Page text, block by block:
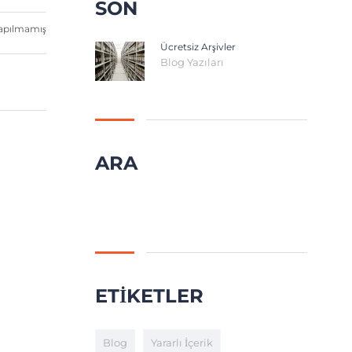
SON
Ücretsiz Arşivler
Blog Yazıları
ARA
ETIKETLER
Blog Yararlı İçerik